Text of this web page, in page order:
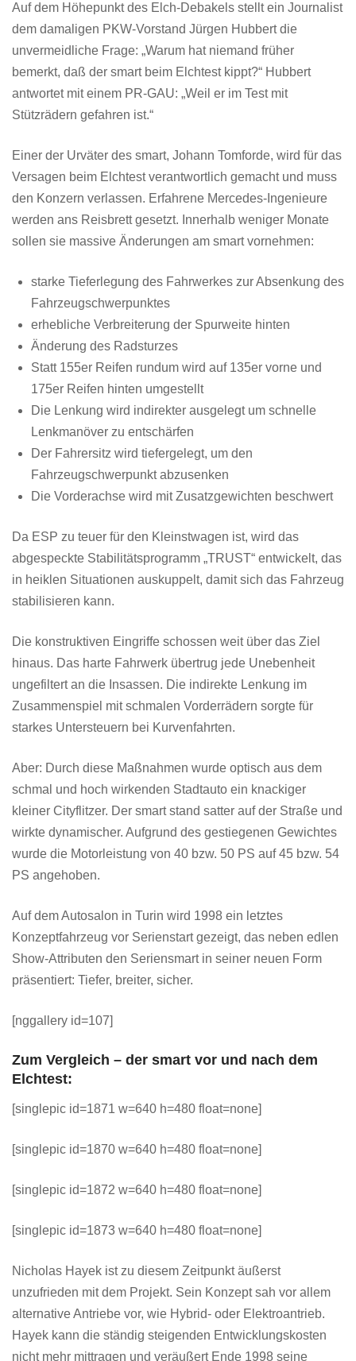
Auf dem Höhepunkt des Elch-Debakels stellt ein Journalist
dem damaligen PKW-Vorstand Jürgen Hubbert die
unvermeidliche Frage: „Warum hat niemand früher
bemerkt, daß der smart beim Elchtest kippt?“ Hubbert
antwortet mit einem PR-GAU: „Weil er im Test mit
Stützrädern gefahren ist.“
Einer der Urväter des smart, Johann Tomforde, wird für das
Versagen beim Elchtest verantwortlich gemacht und muss
den Konzern verlassen. Erfahrene Mercedes-Ingenieure
werden ans Reisbrett gesetzt. Innerhalb weniger Monate
sollen sie massive Änderungen am smart vornehmen:
starke Tieferlegung des Fahrwerkes zur Absenkung des
Fahrzeugschwerpunktes
erhebliche Verbreiterung der Spurweite hinten
Änderung des Radsturzes
Statt 155er Reifen rundum wird auf 135er vorne und
175er Reifen hinten umgestellt
Die Lenkung wird indirekter ausgelegt um schnelle
Lenkmanöver zu entschärfen
Der Fahrersitz wird tiefergelegt, um den
Fahrzeugschwerpunkt abzusenken
Die Vorderachse wird mit Zusatzgewichten beschwert
Da ESP zu teuer für den Kleinstwagen ist, wird das
abgespeckte Stabilitätsprogramm „TRUST“ entwickelt, das
in heiklen Situationen auskuppelt, damit sich das Fahrzeug
stabilisieren kann.
Die konstruktiven Eingriffe schossen weit über das Ziel
hinaus. Das harte Fahrwerk übertrug jede Unebenheit
ungefiltert an die Insassen. Die indirekte Lenkung im
Zusammenspiel mit schmalen Vorderrädern sorgte für
starkes Untersteuern bei Kurvenfahrten.
Aber: Durch diese Maßnahmen wurde optisch aus dem
schmal und hoch wirkenden Stadtauto ein knackiger
kleiner Cityflitzer. Der smart stand satter auf der Straße und
wirkte dynamischer. Aufgrund des gestiegenen Gewichtes
wurde die Motorleistung von 40 bzw. 50 PS auf 45 bzw. 54
PS angehoben.
Auf dem Autosalon in Turin wird 1998 ein letztes
Konzeptfahrzeug vor Serienstart gezeigt, das neben edlen
Show-Attributen den Seriensmart in seiner neuen Form
präsentiert: Tiefer, breiter, sicher.
[nggallery id=107]
Zum Vergleich – der smart vor und nach dem
Elchtest:
[singlepic id=1871 w=640 h=480 float=none]
[singlepic id=1870 w=640 h=480 float=none]
[singlepic id=1872 w=640 h=480 float=none]
[singlepic id=1873 w=640 h=480 float=none]
Nicholas Hayek ist zu diesem Zeitpunkt äußerst
unzufrieden mit dem Projekt. Sein Konzept sah vor allem
alternative Antriebe vor, wie Hybrid- oder Elektroantrieb.
Hayek kann die ständig steigenden Entwicklungskosten
nicht mehr mittragen und veräußert Ende 1998 seine